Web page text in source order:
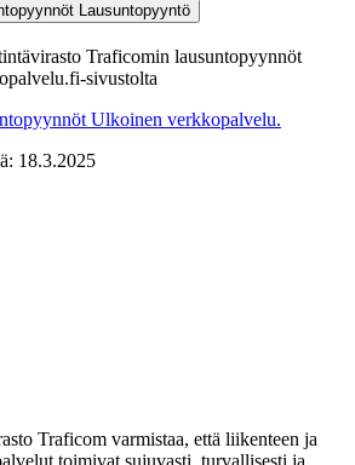
Lausuntopyyntö
Traficomin lausuntopyynnöt
sivustolta
Ulkoinen verkkopalvelu.
18.3.2025
Traficom varmistaa, että liikenteen ja
toimivat sujuvasti, turvallisesti ja